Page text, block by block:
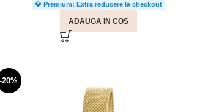
💎 Premium: Extra reducere la checkout
ADAUGA IN COS
-20%